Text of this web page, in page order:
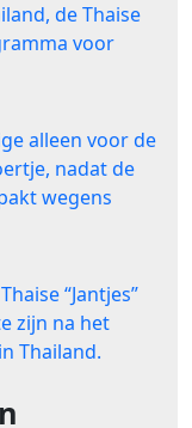
de Thaise
voor
alleen voor de
nadat de
wegens
“Jantjes”
zijn na het
Thailand.